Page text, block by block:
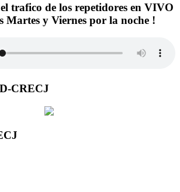
trafico de los repetidores en VIVO
Martes y Viernes por la noche !
CRECJ